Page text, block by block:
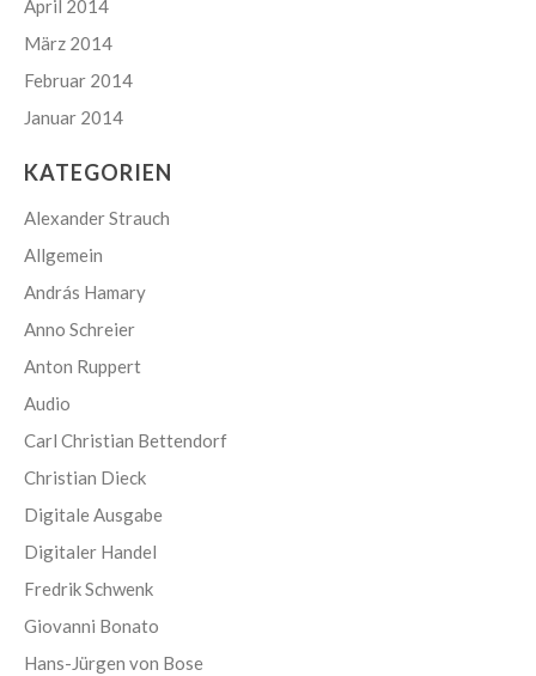
April 2014
März 2014
Februar 2014
Januar 2014
KATEGORIEN
Alexander Strauch
Allgemein
András Hamary
Anno Schreier
Anton Ruppert
Audio
Carl Christian Bettendorf
Christian Dieck
Digitale Ausgabe
Digitaler Handel
Fredrik Schwenk
Giovanni Bonato
Hans-Jürgen von Bose